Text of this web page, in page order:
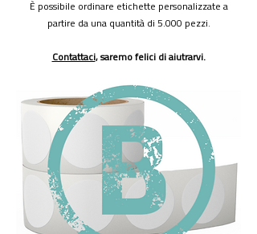
​È possibile ordinare etichette personalizzate a
partire da una quantità di 5.000 pezzi.
Contattaci, saremo felici di aiutrarvi.